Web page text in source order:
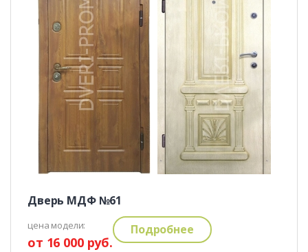
Дверь МДФ №61
цена модели:
от 16 000 руб.
Подробнее